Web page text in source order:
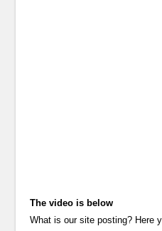
The video is below
What is our site posting? Here